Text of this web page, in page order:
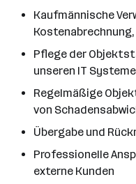
Kaufmännische
Kostenabrechnung,
Pflege der
unseren IT
Regelmäßige
von
Übergabe und
Professionelle
externe Kunden